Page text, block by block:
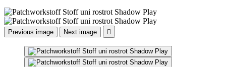
Previous image Next image 